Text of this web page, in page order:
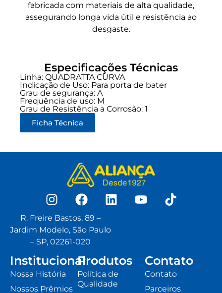
fabricada com materiais de alta qualidade,
assegurando longa vida útil e resistência ao
desgaste.
Especificações Técnicas
Linha: QUADRATTA CURVA
Indicação de Uso: Para porta de bater
Grau de segurança: A
Frequência de uso: M
Grau de Resistência a Corrosão: 1
Ficha Técnica
R. Freire Bastos, 89 –
Jardim Modelo, São Paulo
– SP, 02261-020
Institucional
Nossa História
Nossos Prêmios
Produtos
Política de
Qualidade
Contato
Contato
Parceiros